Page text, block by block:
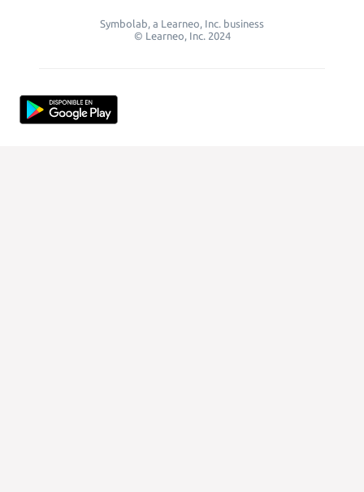
Symbolab, a Learneo, Inc. business
© Learneo, Inc. 2024